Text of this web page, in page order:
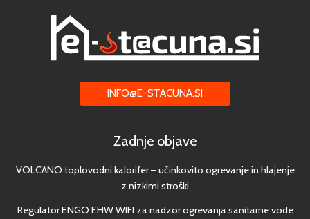
INFO@E-STACUNA.SI
Zadnje objave
VOLCANO toplovodni kalorifer – učinkovito ogrevanje in hlajenje
z nizkimi stroški
Regulator ENGO EHW WIFI za nadzor ogrevanja sanitarne vode